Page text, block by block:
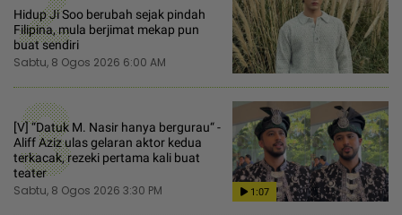
Hidup Ji Soo berubah sejak pindah
Filipina, mula berjimat mekap pun
buat sendiri
Sabtu, 8 Ogos 2026 6:00 AM
3
[V] “Datuk M. Nasir hanya bergurau“ -
Aliff Aziz ulas gelaran aktor kedua
terkacak, rezeki pertama kali buat
teater
Sabtu, 8 Ogos 2026 3:30 PM 1:07